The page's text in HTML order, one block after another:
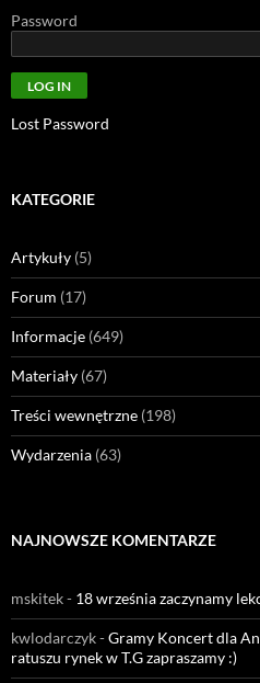
Password
Lost Password
KATEGORIE
Artykuły (5)
Forum (17)
Informacje (649)
Materiały (67)
Treści wewnętrzne (198)
Wydarzenia (63)
NAJNOWSZE KOMENTARZE
mskitek- 18 września zaczynamy
kwlodarczyk-Gramy Koncert dla
ratuszu rynek w T.G zapraszamy :)